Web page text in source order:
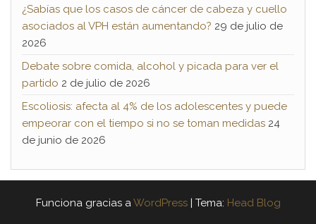
¿Sabías que los casos de cáncer de cabeza y cuello
asociados al VPH están aumentando? 29 de julio de
2026
Debate sobre comida, alcohol y picada para ver el
partido 2 de julio de 2026
Escoliosis: afecta al 4% de los adolescentes y puede
empeorar con el tiempo si no se toman medidas 24
de junio de 2026
Funciona gracias aWordPress | Tema: Head Blog